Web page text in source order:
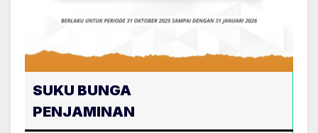
SUKU BUNGA
PENJAMINAN